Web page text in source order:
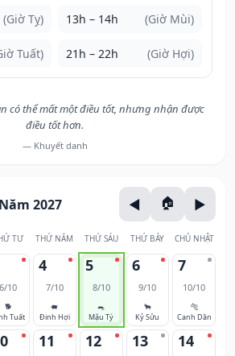
(Giờ Tỵ) 13h – 14h (Giờ Mùi)
Tuất) 21h – 22h (Giờ Hợi)
có thể mất một điều tốt, nhưng nhận được
điều tốt hơn.
— Khuyết danh
2027
TƯ THỨ NĂM THỨ SÁU THỨ BẢY CHỦ NHẬT
6/10
🐕
Tuất
4
7/10
🐖
Đinh Hợi
5
8/10
🐀
Mậu Tý
6
9/10
🐂
Kỷ Sửu
7
10/10
🐅
Canh Dần
11 12 13 14